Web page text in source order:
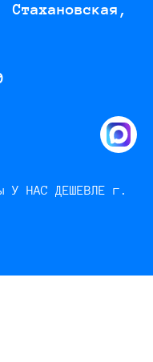
У НАС ДЕШЕВЛЕ г.